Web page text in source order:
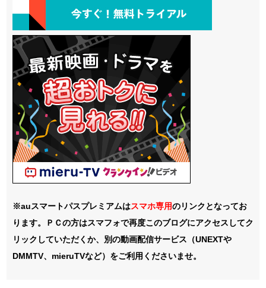
※auスマートパスプレミアムはスマホ専用のリンクとなってお
ります。ＰＣの方はスマフォで再度このブログにアクセスしてク
リックしていただくか、別の動画配信サービス（UNEXTや
DMMTV、mieruTVなど）をご利用くださいませ。